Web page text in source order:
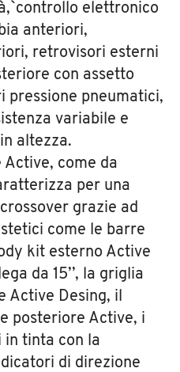
elettronico
anteriori,
retrovisori esterni
con assetto
pressione pneumatici,
variabile e
altezza.
Active, come da
per una
grazie ad
come le barre
kit esterno Active
da 15’’, la griglia
Active Desing, il
posteriore Active, i
tinta con la
di direzione